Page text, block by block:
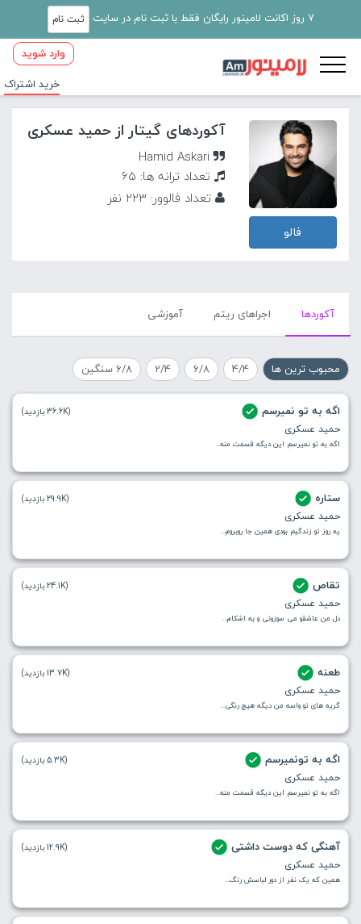
7 روز اکانت لامینور رایگان فقط با ثبت نام در سایت ثبت نام
وارد شوید
خرید اشتراک
فالو
آکوردهای گیتار از حمید عسکری
Hamid Askari
تعداد ترانه ها: 65
تعداد فالوور: 223 نفر
آکورد‌ها اجراهای ریتم آموزشی
محبوب ترین ها 4/4
6/8
2/4 6/8 سنگین
اگه به تو نمیرسم
حمید عسکری
اگه به تو نمیرسم این دیگه قسمت منه...
(36.6K بازدید)
ستاره
حمید عسکری
یه روز تو زندگیم بودی همین جا روبروم...
(29.9K بازدید)
تقاص
حمید عسکری
دل من عاشقو می سوزونی و به اشکام...
(24.1K بازدید)
طعنه
حمید عسکری
گریه های تو واسه من دیگه هیچ رنگی...
(13.7K بازدید)
اگه به تونمیرسم
حمید عسکری
اگه به تو نمیرسم این دیگه قسمت منه...
(5.3K بازدید)
آهنگی که دوست داشتی
حمید عسکری
همین که یک نفر از دور لباسش رنگ...
(12.9K بازدید)